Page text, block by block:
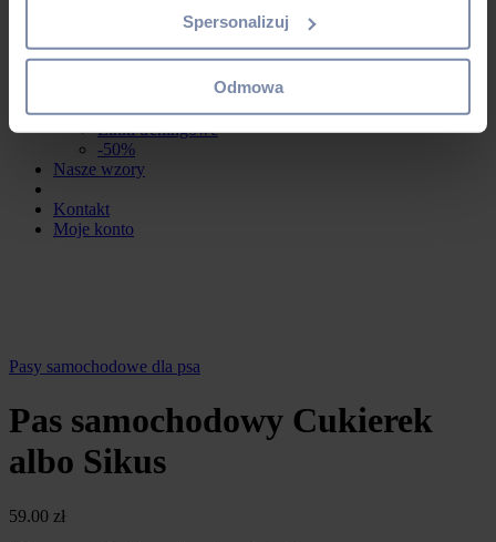
Spersonalizuj
Odmowa
Obroże
Szelki
Akcesoria
Linki treningowe
-50%
Nasze wzory
Kontakt
Moje konto
Pasy samochodowe dla psa
Pas samochodowy Cukierek
albo Sikus
59.00 zł